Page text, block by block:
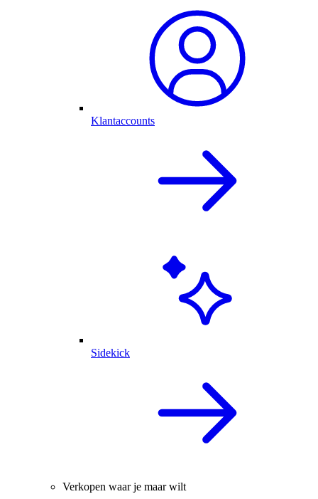
Klantaccounts
Sidekick
Verkopen waar je maar wilt